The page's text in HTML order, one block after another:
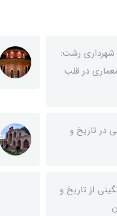
شهرداری رشت:
در قلب
در تاریخ و
از تاریخ و